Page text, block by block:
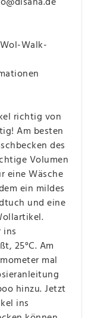
Walk-
richtig von
Am besten
des
Volumen
eine Wäsche
ein mildes
und eine
ins
25°C. Am
mal
hinzu. Jetzt
ins